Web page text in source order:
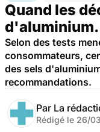
Quand les
Selon des tests
consommateurs,
des sels
recommandations.
Par La
Rédigé le 26/